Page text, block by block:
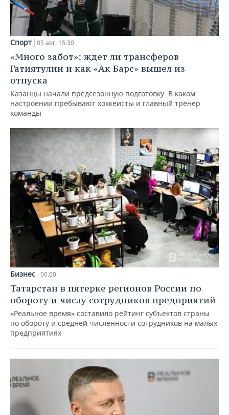
Спорт 05 авг, 15:30
«Много забот»: ждет ли трансферов
Гатиятулин и как «Ак Барс» вышел из
отпуска
Казанцы начали предсезонную подготовку. В каком
настроении пребывают хоккеисты и главный тренер
команды
Бизнес 00:00
Татарстан в пятерке регионов России по
обороту и числу сотрудников предприятий
«Реальное время» составило рейтинг субъектов страны
по обороту и средней численности сотрудников на малых
предприятиях